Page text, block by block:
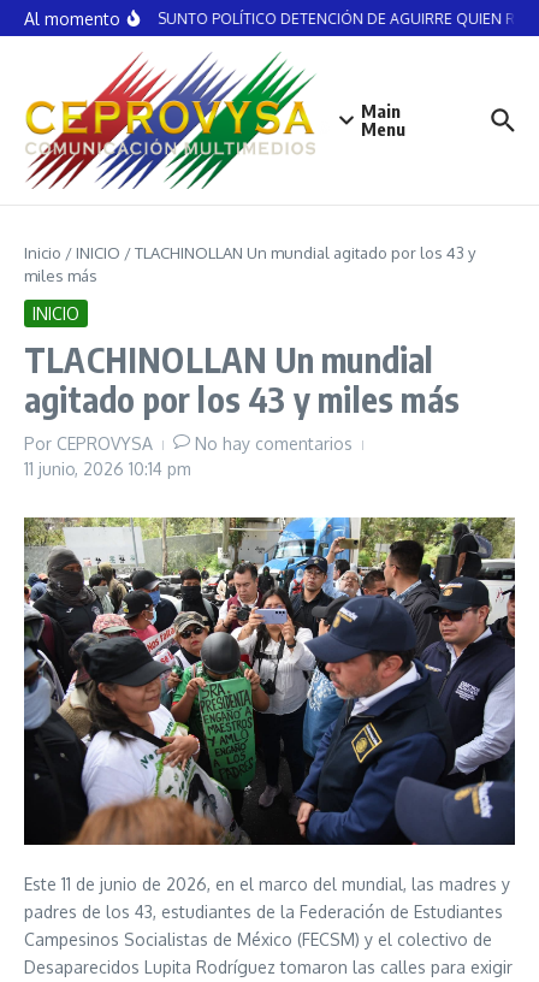
Saltar al contenido
Al momentoNO ES ASUNTO POLÍTICO DETENCIÓN DE AGUIRRE QUIEN
Main
Menu
Inicio / INICIO /TLACHINOLLAN Un mundial agitado por los 43 y
miles más
INICIO
TLACHINOLLAN Un mundial
agitado por los 43 y miles más
Por CEPROVYSA
No hay comentarios
11 junio, 2026 10:14 pm
Este 11 de junio de 2026, en el marco del mundial, las madres y
padres de los 43, estudiantes de la Federación de Estudiantes
Campesinos Socialistas de México (FECSM) y el colectivo de
Desaparecidos Lupita Rodríguez tomaron las calles para exigir